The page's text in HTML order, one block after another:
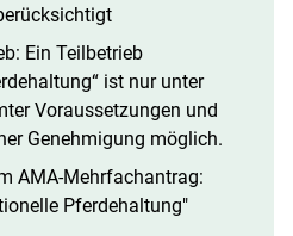
Ein Teilbetrieb
ist nur unter
Voraussetzungen und
Genehmigung möglich.
AMA-Mehrfachantrag:
Pferdehaltung"